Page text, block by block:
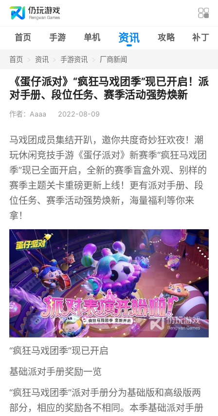
首页 手游 单机 资讯 攻略 补丁
首页 资讯 手游资讯 厂商新闻
《蛋仔派对》“疯狂马戏团季”现已开启！派
对手册、段位任务、赛季活动强势焕新
作者：Aaaa 2022-08-09
马戏团成员集结开趴，邀你共度奇妙狂欢夜！潮
玩休闲竞技手游《蛋仔派对》新赛季“疯狂马戏团
季”现已全面开启，全新的赛季盲盒外观、别样的
赛季主题关卡重磅更新上线！更有派对手册、段
位任务、赛季活动强势焕新，海量福利等你来
拿！
“疯狂马戏团季”现已开启
基础派对手册奖励一览
“疯狂马戏团季”派对手册分为基础版和高级版两
部分，相应的奖励各不相同。本季基础派对手册